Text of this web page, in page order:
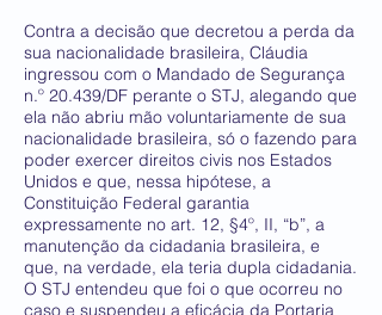
Contra a decisão que decretou a perda da
sua nacionalidade brasileira, Cláudia
ingressou com o Mandado de Segurança
n.º 20.439/DF perante o STJ, alegando que
ela não abriu mão voluntariamente de sua
nacionalidade brasileira, só o fazendo para
poder exercer direitos civis nos Estados
Unidos e que, nessa hipótese, a
Constituição Federal garantia
expressamente no art. 12, §4º, II, “b”, a
manutenção da cidadania brasileira, e
que, na verdade, ela teria dupla cidadania.
O STJ entendeu que foi o que ocorreu no
caso e suspendeu a eficácia da Portaria